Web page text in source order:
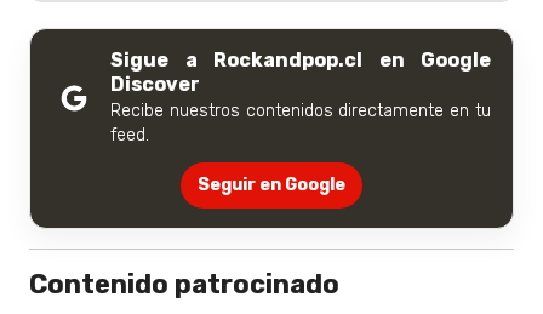
Sigue a Rockandpop.cl en Google
Discover
Recibe nuestros contenidos directamente en tu
feed.
Seguir en Google
Contenido patrocinado